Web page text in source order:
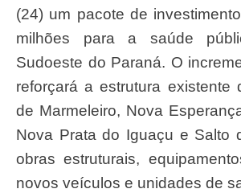
(24) um pacote de
milhões para a saúde
Sudoeste do Paraná. O
reforçará a estrutura existente
de Marmeleiro, Nova
Nova Prata do Iguaçu e Salto
obras estruturais,
novos veículos e unidades de